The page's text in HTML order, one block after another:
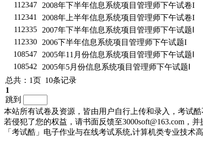
112347
2008年下半年信息系统项目管理师下午试卷I
112341
2008年上半年信息系统项目管理师下午试卷I
112335
2007年下半年信息系统项目管理师下午试题Ⅰ
112330
2006下半年信息系统项目管理师下午试题I
108547
2005年11月份信息系统项目管理师下午试题Ⅰ
108542
2005年5月份信息系统项目管理师下午试题Ⅰ
总共：1页 10条记录
1
跳到
本站所有试卷及资源，皆由用户自行上传和录入，考试
若侵犯了您的权益，请书面反馈至3000soft@163.com，
「考试酷」电子作业与在线考试系统,计算机类专业技术